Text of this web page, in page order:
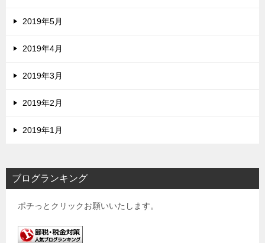
2019年5月
2019年4月
2019年3月
2019年2月
2019年1月
ブログランキング
ポチっとクリックお願いいたします。